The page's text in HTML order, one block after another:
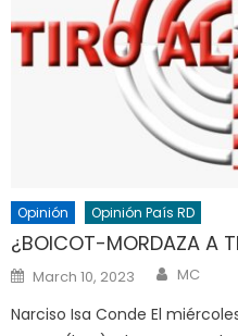
Opinión Opinión País RD
¿BOICOT-MORDAZA A
Posted
on
March 10, 2023 Author
MC
Narciso Isa Conde El